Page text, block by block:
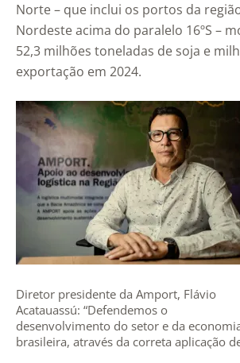
Norte – que inclui os portos da
Nordeste acima do paralelo 16ºS –
52,3 milhões toneladas de soja e
exportação em 2024.
Diretor presidente da Amport, Flávio
Acatauassú: “Defendemos o
desenvolvimento do setor e da
brasileira, através da correta aplicação